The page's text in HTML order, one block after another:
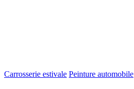
Carrosserie estivale Peinture automobile